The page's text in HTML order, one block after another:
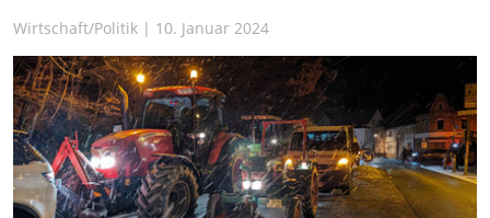
Wirtschaft/Politik | 10. Januar 2024